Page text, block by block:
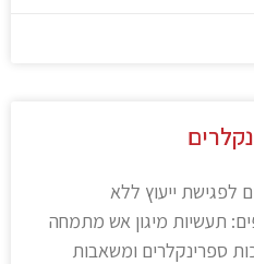
לפגישת ייעוץ ללא
תעשיות מיגון אש מתמחה
ספרינקלרים ומשאבות